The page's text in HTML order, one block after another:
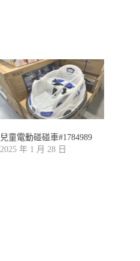
兒童電動碰碰車#1784989
2025 年 1 月 28 日